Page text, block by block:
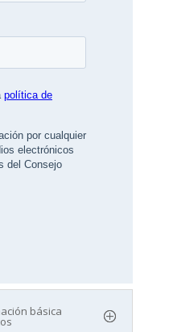
básica